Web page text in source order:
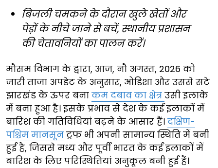
बिजली चमकने के दौरान खुले खेतों और
पेड़ों के नीचे जाने से बचें, स्थानीय प्रशासन
की चेतावनियों का पालन करें।
मौसम विभाग के द्वारा, आज, नौ अगस्त, 2026 को
जारी ताजा अपडेट के अनुसार, ओडिशा और उससे सटे
झारखंड के ऊपर बना कम दबाव का क्षेत्र उसी इलाके
में बना हुआ है। इसके प्रभाव से देश के कई इलाकों में
बारिश की गतिविधियां बढ़ने के आसार हैं। दक्षिण-
पश्चिम मानसून ट्रफ भी अपनी सामान्य स्थिति में बनी
हुई है, जिससे मध्य और पूर्वी भारत के कई इलाकों में
बारिश के लिए परिस्थितियां अनुकूल बनी हुई हैं।